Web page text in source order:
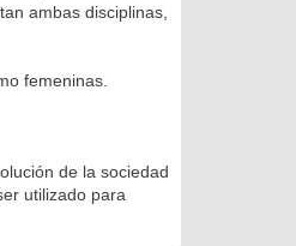
ambas disciplinas,
femeninas.
de la sociedad
utilizado para